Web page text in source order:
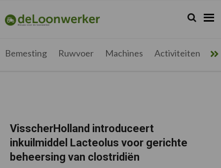
de
hoofdnavigatie
de
hoofd
de
eerste
de
voettekst
deloonwerker.be Zoeken...
Zoek
Bemesting Ruwvoer Machines Activiteiten
VisscherHolland introduceert
inkuilmiddel Lacteolus voor gerichte
beheersing van clostridiën